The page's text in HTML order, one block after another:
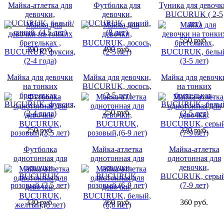
Майка-атлетка для
девочки,
BUCURUK, белый/
синий, (4,5 лет)
390 руб.
Футболка для
девочки,
BUCURUK, синий,
(8 лет)
490 руб.
Туника для
BUCURUK ( 2-5
лет)
550 руб.
Майка для девочки
на тонких
бретельках ,
BUCURUK, фуксия,
(2-4 года)
250 руб.
Майка для девочки,
BUCURUK, лосось,
(2-5 лет)
250 руб.
Майка для
на тонких
бретельках,
BUCURUK,
(3-5 лет)
330 руб.
Футболка
однотонная для
девочки,
BUCURUK,
розовый,(3,5 лет)
330 руб.
Майка-атлетка
однотонная для
девочки,
BUCURUK,
розовый,(6-9 лет)
360 руб.
Майка-атлетка
однотонная для
девочки,
BUCURUK,
(7-9 лет)
360 руб.